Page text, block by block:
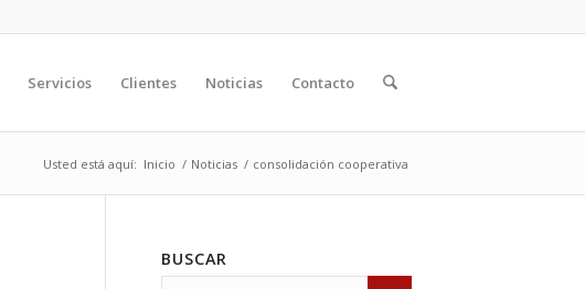
Servicios Clientes Noticias Contacto
Usted está aquí: Inicio / Noticias / consolidación cooperativa
BUSCAR